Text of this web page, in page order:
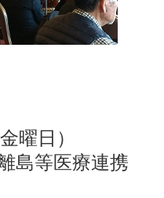
曜日）
島等医療連携